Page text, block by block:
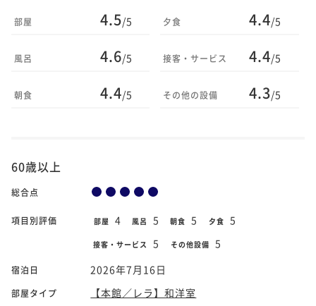
部屋 4.5/5
風呂 4.6/5
朝食 4.4/5
夕食 4.4/5
接客・サービス 4.4/5
その他の設備 4.3/5
60歳以上
総合点
項目別評価 部屋 4 風呂 5 朝食 5 夕食 5
接客・サービス 5 その他設備 5
宿泊日 2026年7月16日
部屋タイプ
【本館／レラ】和洋室